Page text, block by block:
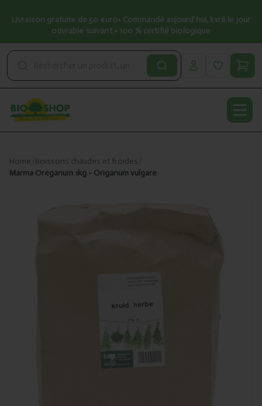
Livraison gratuite de 50 euro• Commandé aujourd’hui, livré le jour
ouvrable suivant • 100 % certifié biologique
Home Boissons chaudes et froides
Marma Oreganum 1kg - Origanum vulgare